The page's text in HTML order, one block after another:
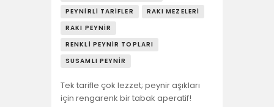
PEYNIRLI TARIFLER
RAKI MEZELERI
RAKI PEYNIR
RENKLI PEYNIR TOPLARI
SUSAMLI PEYNIR
Tek tarifle çok lezzet; peynir aşıkları
için rengarenk bir tabak aperatif!